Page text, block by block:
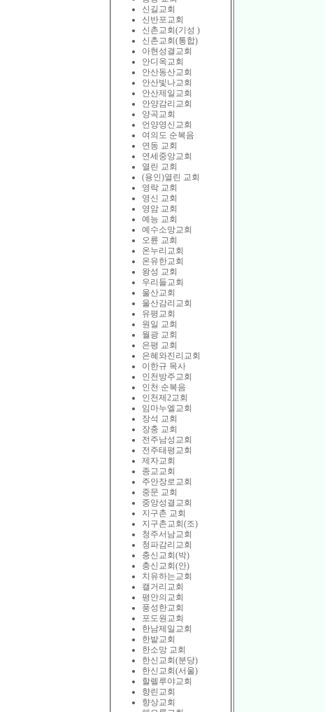
신길교회
신반포교회
신촌교회(기성 )
신촌교회(통합)
아현성결교회
안디옥교회
안산동산교회
안산빛나교회
안산제일교회
안양감리교회
양곡교회
언양영신교회
여의도 순복음
연동 교회
연세중앙교회
열린 교회
(용인)열린 교회
영락 교회
영신 교회
영암 교회
예능 교회
예수소망교회
오륜 교회
온누리교회
온유한교회
왕성 교회
우리들교회
울산교회
울산감리교회
유평교회
원일 교회
월광 교회
은평 교회
은혜와진리교회
이한규 목사
인천방주교회
인천 순복음
인천제2교회
임마누엘교회
장석 교회
장충 교회
전주남성교회
전주태평교회
제자교회
종교교회
주안장로교회
중문 교회
중앙성결교회
지구촌 교회
지구촌교회(조)
청주서남교회
청파감리교회
충신교회(박)
충신교회(안)
치유하는교회
캘거리교회
평안의교회
풍성한교회
포도원교회
한남제일교회
한밭교회
한소망 교회
한신교회(분당)
한신교회(서울)
할렐루야교회
향린교회
향상교회